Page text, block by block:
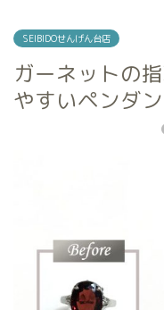
SEIBIDOせんげん台店
ガーネットの
やすいペンダ